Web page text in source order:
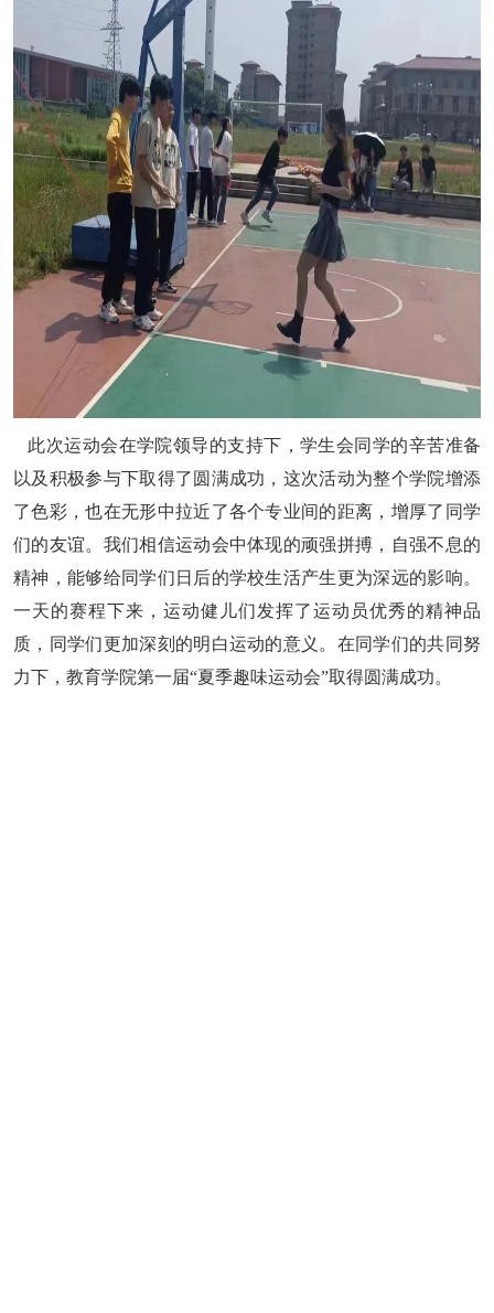
此次运动会在学院领导的支持下，学生会同学的辛苦准备
以及 积极参与下取得了圆满成功，这次活动为整个学院增添
了色彩，也在无形中拉近了各个专业间的距离，增厚了同学
们的友谊。我们相信运动会中体现的顽强拼搏，自强不息的
精神 ， 能够给同学们日后的学校生活产生更为深远的影响。
一天的赛程下来，运动健儿们发挥了运动员优秀的精神品
质，同学们更加深刻的明白运动的意义。在同学们的共同努
力下，教育学院第一届“夏季趣味运动会”取得圆满成功。